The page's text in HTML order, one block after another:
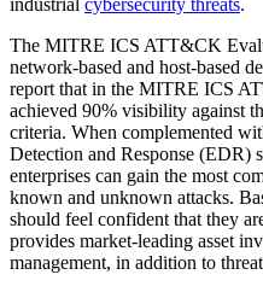
industrial cybersecurity threats.
The MITRE ICS ATT&CK
network-based and host-based
report that in the MITRE ICS
achieved 90% visibility against
criteria. When complemented
Detection and Response (EDR)
enterprises can gain the most
known and unknown attacks.
should feel confident that they
provides market-leading asset
management, in addition to